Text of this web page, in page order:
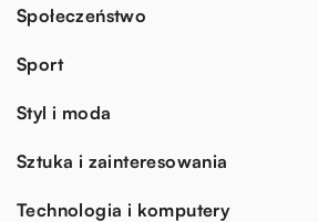
Społeczeństwo
Sport
Styl i moda
Sztuka i zainteresowania
Technologia i komputery